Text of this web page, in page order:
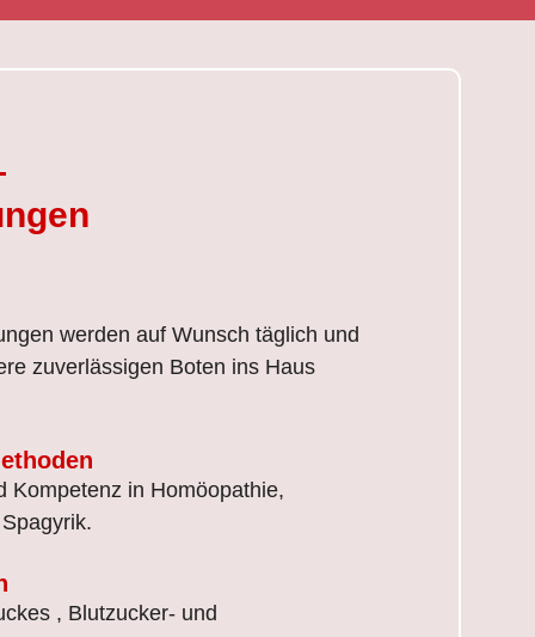
werden auf Wunsch täglich und
zuverlässigen Boten ins Haus
Kompetenz in Homöopathie,
, Blutzucker- und